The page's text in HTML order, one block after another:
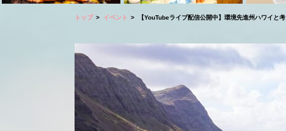
トップ イベント 【YouTubeライブ配信公開中】環境先進州ハワイと